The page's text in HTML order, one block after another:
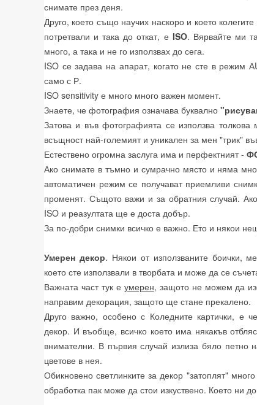
снимате през деня.
Друго, което също научих наскоро и което
потретвали и така до откат, е ISO. Вярвайте ми
много, а така и не го използвах до сега.
ISO се задава на апарат, когато не сте в режим
само с Р.
ISO sensitivity е много много важен момент.
Знаете, че фотография означава буквално
Затова и във фотографията се използва толкова
всъщност най-големият и уникален за мен "трик"
Естествено огромна заслуга има и перфектният -
Ако снимате в тъмно и сумрачно място и няма
автоматичен режим се получават приемливи
променят. Същото важи и за обратния случай.
ISO и реазултата ще е доста добър.
За по-добри снимки всичко е важно. Ето и някои
Умерен декор. Някои от използваните боички,
което сте използвали в творбата и може да се
Важната част тук е умерен, защото не можем да
направим декорация, защото ще стане прекалено.
Друго важно, особено с Коледните картички, е
декор. И въобще, всичко което има някакъв
внимателни. В първия случай излиза бяло петно
цветове в нея.
Обикновено светлинките за декор "затоплят"
обработка пак може да стои изкуствено. Което ни